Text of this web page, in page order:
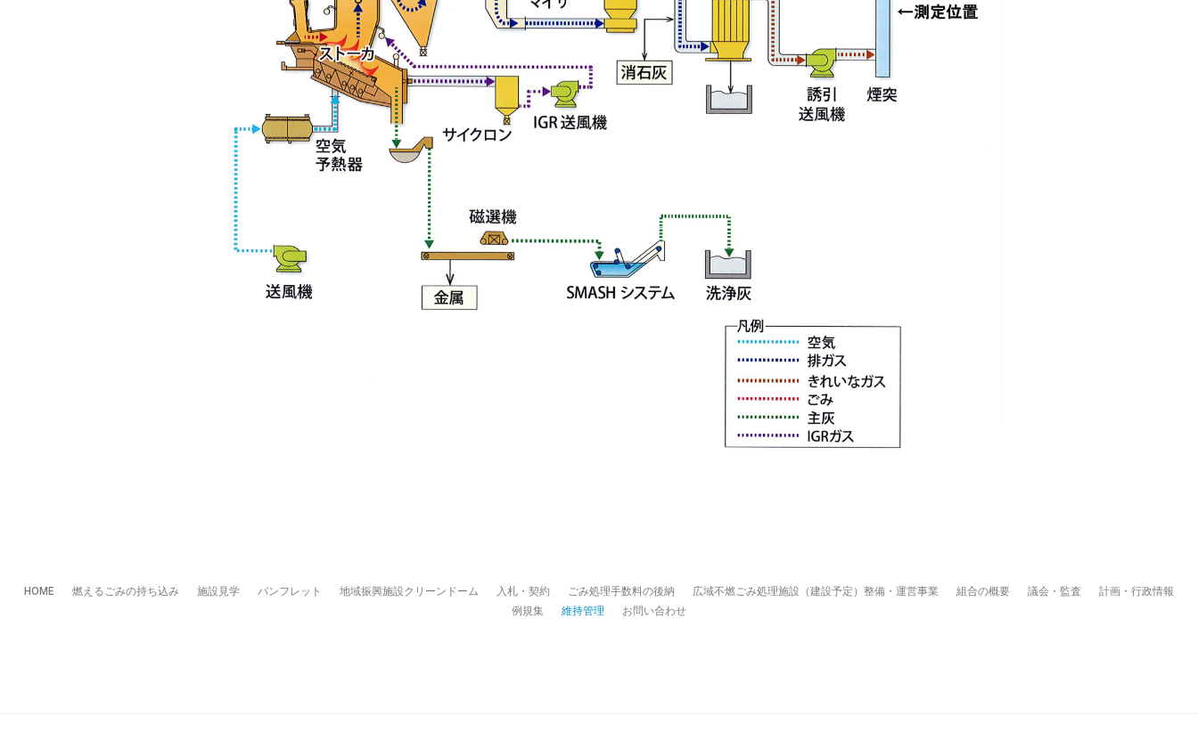
HOME 燃えるごみの持ち込み 施設見学 パンフレット 地域振興施設クリーンドーム 入札・契約 ごみ処理手数料の後納 広域不燃ごみ処理施設（建設予定）整備・運営事業 組合の概要 議会・監査
計画・行政情報
例規集
維持管理 お問い合わせ